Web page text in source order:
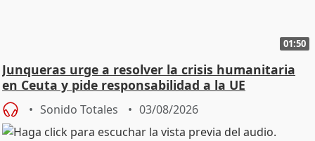
01:50
Junqueras urge a resolver la crisis humanitaria
en Ceuta y pide responsabilidad a la UE
Sonido Totales 03/08/2026